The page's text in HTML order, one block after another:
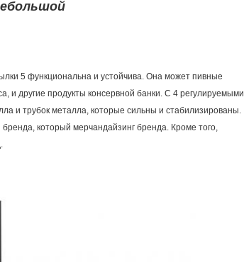
5 функциональна и устойчива. Она может пивные
и другие продукты консервной банки. С 4 регулируемыми
и трубок металла, которые сильны и стабилизированы.
который мерчандайзинг бренда. Кроме того,